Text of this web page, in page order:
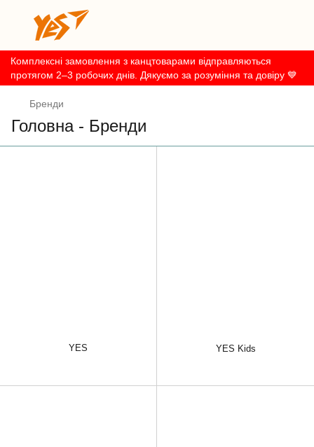
Комплексні замовлення з канцтоварами відправляються
протягом 2–3 робочих днів. Дякуємо за розуміння та довіру 💙
Бренди
Головна - Бренди
YES YES Kids